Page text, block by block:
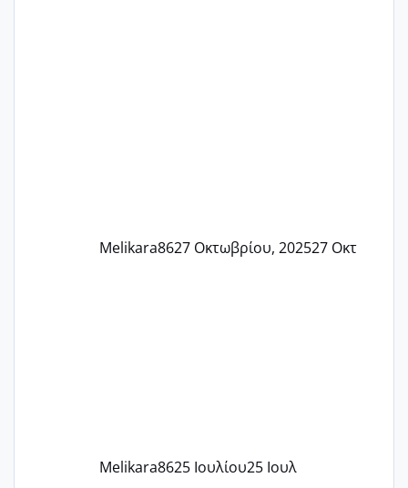
Melikara8627 Οκτωβρίου, 202527 Οκτ
Melikara8625 Ιουλίου25 Ιουλ